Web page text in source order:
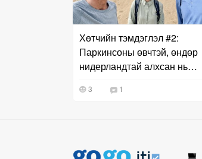
Хөтчийн тэмдэглэл #2:
Паркинсоны өвчтэй, өндөр
нидерландтай алхсан нь…
3 1